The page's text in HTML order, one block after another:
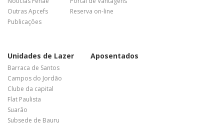
Outras Apcefs
Publicações
Reserva on-line
Unidades de Lazer
Barraca de Santos
Campos do Jordão
Clube da capital
Flat Paulista
Suarão
Subsede de Bauru
Aposentados